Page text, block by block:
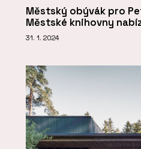
Městský obývák pro
Městské knihovny
31. 1. 2024